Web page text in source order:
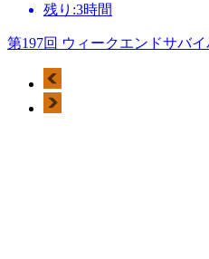
残り:3時間
第197回 ウィークエンドサバイ